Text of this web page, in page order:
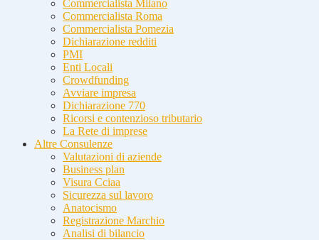
Commercialista Milano
Commercialista Roma
Commercialista Pomezia
Dichiarazione redditi
PMI
Enti Locali
Crowdfunding
Avviare impresa
Dichiarazione 770
Ricorsi e contenzioso tributario
La Rete di imprese
Altre Consulenze
Valutazioni di aziende
Business plan
Visura Cciaa
Sicurezza sul lavoro
Anatocismo
Registrazione Marchio
Analisi di bilancio